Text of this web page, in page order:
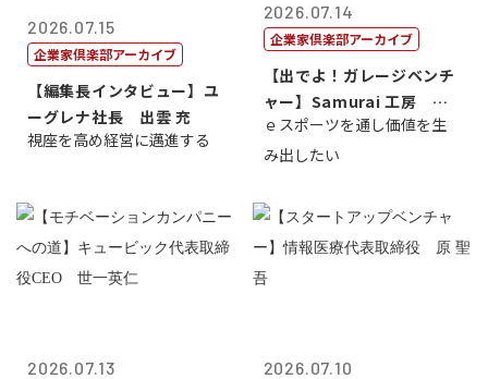
2026.07.15
企業家倶楽部アーカイブ
【編集長インタビュー】ユ
ーグレナ社長 出雲 充
視座を高め経営に邁進する
2026.07.14
企業家倶楽部アーカイブ
【出でよ！ガレージベンチ
ャー】Samurai 工房 代
表取締...
ｅスポーツを通し価値を生
み出したい
2026.07.13 2026.07.10